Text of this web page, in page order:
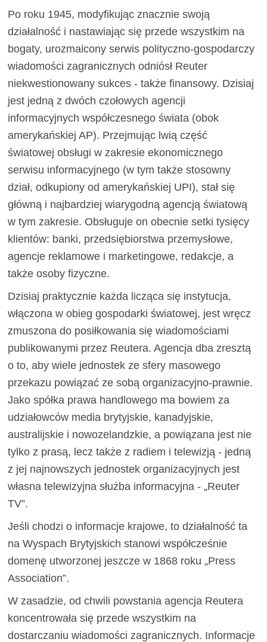
Po roku 1945, modyfikując znacznie swoją
działalność i nastawiając się przede wszystkim na
bogaty, urozmaicony serwis polityczno-gospodarczy
wiadomości zagranicznych odniósł Reuter
niekwestionowany sukces - także finansowy. Dzisiaj
jest jedną z dwóch czołowych agencji
informacyjnych współczesnego świata (obok
amerykańskiej AP). Przejmując lwią część
światowej obsługi w zakresie ekonomicznego
serwisu informacyjnego (w tym także stosowny
dział, odkupiony od amerykańskiej UPI), stał się
główną i najbardziej wiarygodną agencją światową
w tym zakresie. Obsługuje on obecnie setki tysięcy
klientów: banki, przedsiębiorstwa przemysłowe,
agencje reklamowe i marketingowe, redakcje, a
także osoby fizyczne.
Dzisiaj praktycznie każda licząca się instytucja,
włączona w obieg gospodarki światowej, jest wręcz
zmuszona do posiłkowania się wiadomościami
publikowanymi przez Reutera. Agencja dba zresztą
o to, aby wiele jednostek ze sfery masowego
przekazu powiązać ze sobą organizacyjno-prawnie.
Jako spółka prawa handlowego ma bowiem za
udziałowców media brytyjskie, kanadyjskie,
australijskie i nowozelandzkie, a powiązana jest nie
tylko z prasą, lecz także z radiem i telewizją - jedną
z jej najnowszych jednostek organizacyjnych jest
własna telewizyjna służba informacyjna - „Reuter
TV”.
Jeśli chodzi o informacje krajowe, to działalność ta
na Wyspach Brytyjskich stanowi współcześnie
domenę utworzonej jeszcze w 1868 roku „Press
Association”.
W zasadzie, od chwili powstania agencja Reutera
koncentrowała się przede wszystkim na
dostarczaniu wiadomości zagranicznych. Informacje